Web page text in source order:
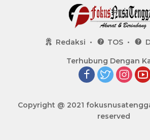
Redaksi TOS
Terhubung Dengan
Copyright @ 2021
reserved